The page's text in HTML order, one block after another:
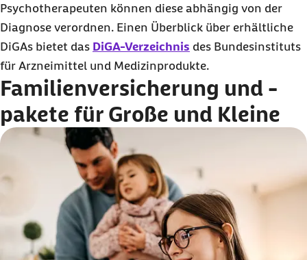
Psychotherapeuten können diese abhängig von der
Diagnose verordnen. Einen Überblick über erhältliche
DiGAs bietet das DiGA-Verzeichnis des Bundesinstituts
für Arzneimittel und Medizinprodukte.
Familienversicherung und -
pakete für Große und Kleine